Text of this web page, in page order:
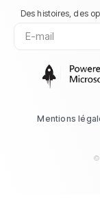
Des histoires, des
Mentions
©